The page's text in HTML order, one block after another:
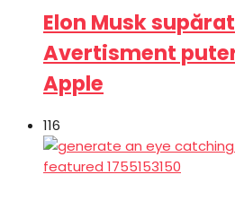
Elon Musk
Avertisment
Apple
116